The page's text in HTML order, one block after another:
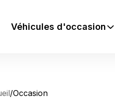
Véhicules d'occasion
/Occasion